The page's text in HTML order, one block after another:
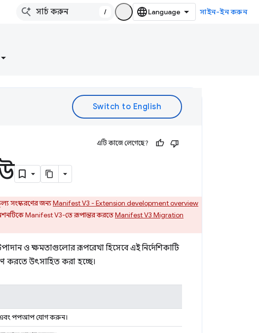
/ সাইন-ইন করুন
এটি কাজে লেগেছে?
সংস্করণের জন্যManifest V3 - Extension development overview
Manifest V3-তে রূপান্তর করতেManifest V3 Migration
ও ক্ষমতাগুলোর রূপরেখা হিসেবে এই নির্দেশিকাটি
করতে উৎসাহিত করা হচ্ছে।
এবং পপআপ যোগ করুন।